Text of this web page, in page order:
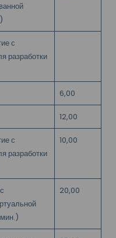
с
разработки
6,00
12,00
с
разработки
10,00
20,00